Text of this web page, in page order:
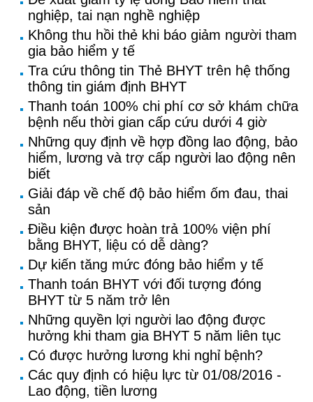
nghiệp, tai nạn nghề nghiệp
Không thu hồi thẻ khi báo giảm người tham
gia bảo hiểm y tế
Tra cứu thông tin Thẻ BHYT trên hệ thống
thông tin giám định BHYT
Thanh toán 100% chi phí cơ sở khám chữa
bệnh nếu thời gian cấp cứu dưới 4 giờ
Những quy định về hợp đồng lao động, bảo
hiểm, lương và trợ cấp người lao động nên
biết
Giải đáp về chế độ bảo hiểm ốm đau, thai
sản
Điều kiện được hoàn trả 100% viện phí
bằng BHYT, liệu có dễ dàng?
Dự kiến tăng mức đóng bảo hiểm y tế
Thanh toán BHYT với đối tượng đóng
BHYT từ 5 năm trở lên
Những quyền lợi người lao động được
hưởng khi tham gia BHYT 5 năm liên tục
Có được hưởng lương khi nghỉ bệnh?
Các quy định có hiệu lực từ 01/08/2016 -
Lao động, tiền lương